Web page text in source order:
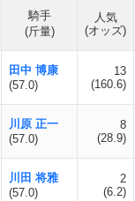
騎手
(斤量)
人気
(オッズ)
田中 博康
(57.0)
13
(160.6)
川原 正一
(57.0)
8
(28.9)
川田 将雅
(57.0)
2
(6.2)